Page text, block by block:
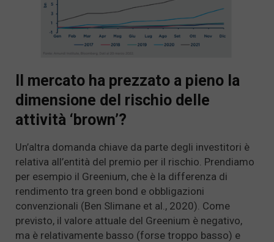
Il mercato ha prezzato a pieno la
dimensione del rischio delle
attività ‘brown’?
Un’altra domanda chiave da parte degli investitori è
relativa all’entità del premio per il rischio. Prendiamo
per esempio il Greenium, che è la differenza di
rendimento tra green bond e obbligazioni
convenzionali (Ben Slimane et al., 2020). Come
previsto, il valore attuale del Greenium è negativo,
ma è relativamente basso (forse troppo basso) e